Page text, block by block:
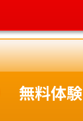
無料体験